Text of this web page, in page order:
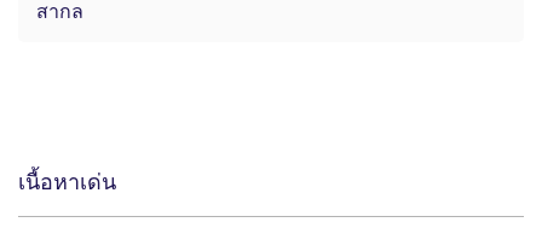
สากล
เนื้อหาเด่น